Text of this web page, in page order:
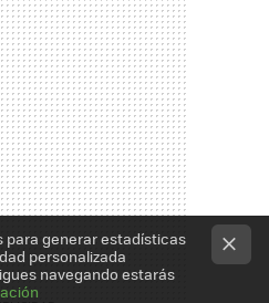
para generar estadísticas
personalizada
navegando estarás